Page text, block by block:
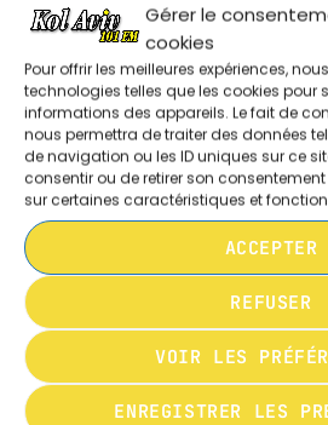
Gérer le
cookies
Pour offrir les meilleures expériences,
technologies telles que les cookies pour
informations des appareils. Le fait de
nous permettra de traiter des données
de navigation ou les ID uniques sur ce
consentir ou de retirer son
sur certaines caractéristiques et
ACCEPTER
REFUSER
VOIR LES
ENREGISTRER LES
janvier 2024
octobre 2023
septembre 2023
juillet 2023
juin 2023
UPCOMING SHOWS
L’INFORMATION EN
18:00 - 20:00
RESPONSABLE TECHNIQUE
LAURENT
MA CITATION
“… .